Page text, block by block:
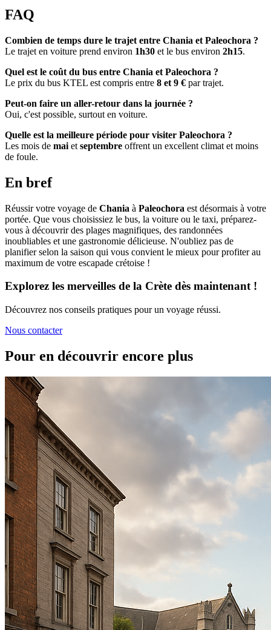
FAQ
Combien de temps dure le trajet entre Chania et Paleochora ?
Le trajet en voiture prend environ 1h30 et le bus environ 2h15.
Quel est le coût du bus entre Chania et Paleochora ?
Le prix du bus KTEL est compris entre 8 et 9 € par trajet.
Peut-on faire un aller-retour dans la journée ?
Oui, c'est possible, surtout en voiture.
Quelle est la meilleure période pour visiter Paleochora ?
Les mois de mai et septembre offrent un excellent climat et moins
de foule.
En bref
Réussir votre voyage de Chania à Paleochora est désormais à votre
portée. Que vous choisissiez le bus, la voiture ou le taxi, préparez-
vous à découvrir des plages magnifiques, des randonnées
inoubliables et une gastronomie délicieuse. N'oubliez pas de
planifier selon la saison qui vous convient le mieux pour profiter au
maximum de votre escapade crétoise !
Explorez les merveilles de la Crète dès maintenant !
Découvrez nos conseils pratiques pour un voyage réussi.
Nous contacter
Pour en découvrir encore plus